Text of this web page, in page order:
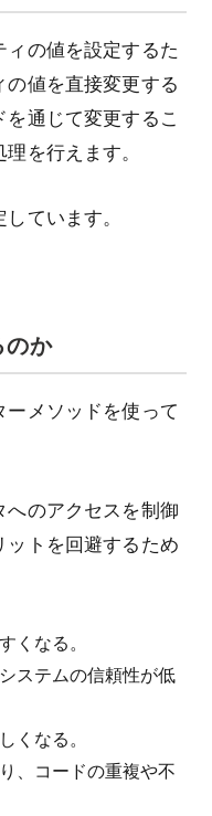
ィの値を設定するた
値を直接変更する
通じて変更するこ
を行えます。
ています。
のか
メソッドを使って
へのアクセスを制御
トを回避するため
くなる。
ステムの信頼性が低
くなる。
、コードの重複や不